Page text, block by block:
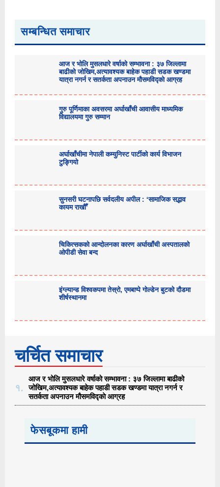
सम्बन्धित समाचार
आज र भोलि मुसलधारे वर्षाको सम्भावना : ३७ जिल्लामा
बाढीको जोखिम,अत्यावश्यक बाहेक पहाडी सडक खण्डमा
यात्रा नगर्न र सतर्कता अपनाउन मौसमविद्काे आग्रह
गुरु पूर्णिमाका अवसरमा अर्घाखाँची आवासीय माध्यमिक
विद्यालयमा गुरु सम्मान
अर्घाखाँचीमा नेपाली कम्युनिस्ट पार्टीको कार्य विभाजन
टुङ्गियो
सुनसरी घटनापछि सर्वदलीय अपील : ‘सामाजिक सद्भाव
कायम राखौँ’
चिकित्सकको आन्दोलनका कारण अर्घाखाँची अस्पतालको
ओपीडी सेवा बन्द
इंग्ल्यान्ड विश्वकपमा तेस्रो, एमबाप्पे गोल्डेन बुटको दौडमा
शीर्षस्थानमा
चर्चित समाचार
१.
आज र भोलि मुसलधारे वर्षाको सम्भावना : ३७ जिल्लामा बाढीको
जोखिम,अत्यावश्यक बाहेक पहाडी सडक खण्डमा यात्रा नगर्न र
सतर्कता अपनाउन मौसमविद्काे आग्रह
फेसबूकमा हामी